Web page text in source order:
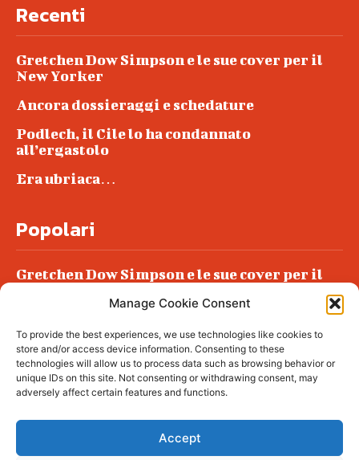
Manage Cookie Consent
To provide the best experiences, we use technologies like cookies to
store and/or access device information. Consenting to these
technologies will allow us to process data such as browsing behavior or
unique IDs on this site. Not consenting or withdrawing consent, may
adversely affect certain features and functions.
Accept
Recenti
Gretchen Dow Simpson e le sue cover per il
New Yorker
Ancora dossieraggi e schedature
Podlech, il Cile lo ha condannato
all’ergastolo
Era ubriaca…
Popolari
Gretchen Dow Simpson e le sue cover per il
Podlech, il Cile lo ha condannato
all’ergastolo
Era ubriaca…